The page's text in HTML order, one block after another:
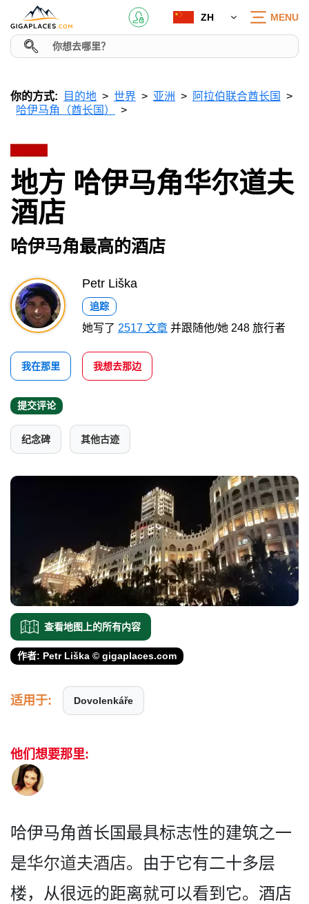
ZH MENU
你的方式: 目的地 世界 亚洲
阿拉伯联合酋长国
哈伊马角（酋长国）
地方 哈伊马角华尔道夫
酒店
哈伊马角最高的酒店
Petr Liška
追踪
她写了 2517 文章 并跟随他/她 248 旅行者
我在那里 我想去那边
提交评论
纪念碑 其他古迹
查看地图上的所有内容
作者: Petr Liška © gigaplaces.com
适用于: Dovolenkáře
他们想要那里:
哈伊马角酋长国最具标志性的­建筑之一
是华尔道夫酒店。由于它有二十多层
楼，从很­远的距离就可以看到它。酒店